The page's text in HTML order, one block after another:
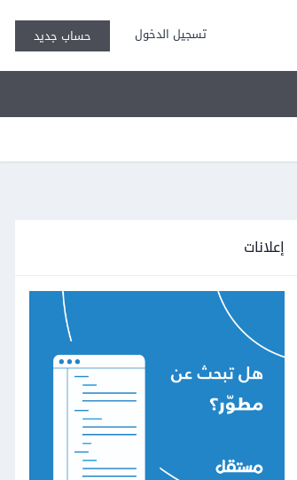
تسجيل الدخول حساب جديد
إعلانات